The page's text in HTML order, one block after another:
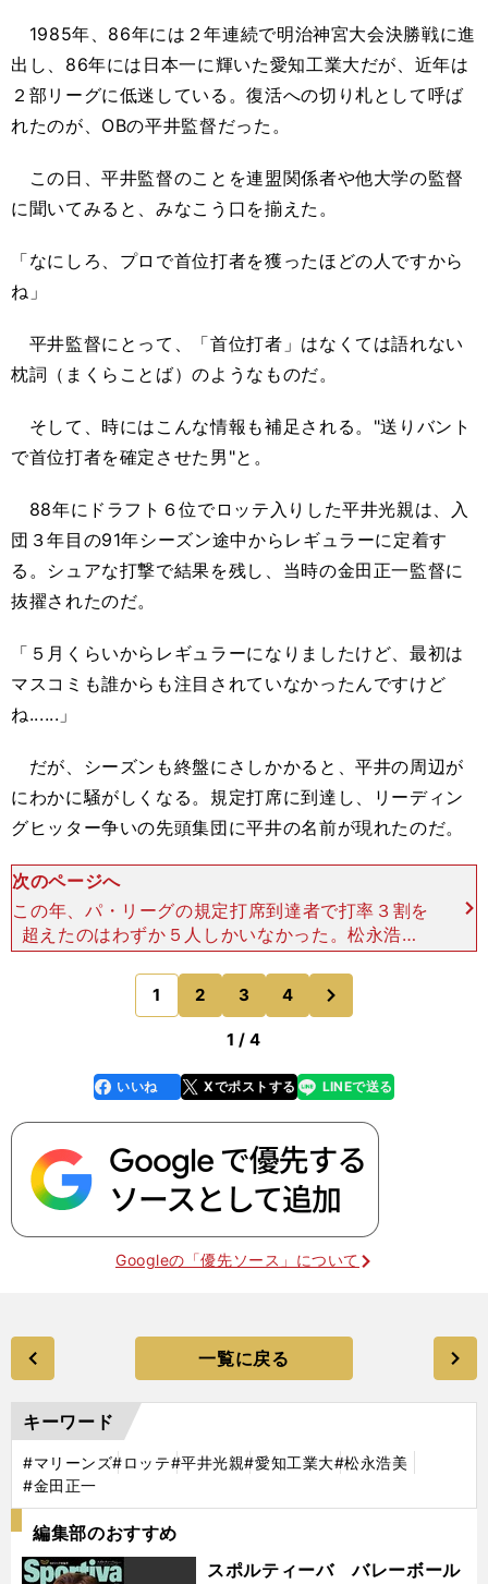
1985年、 86年には２年連続で明治神宮大会決勝戦に進
出し、 86年には日本一に輝いた愛知工業大だが、近年は
２部リーグに低迷している。復活への切り札として呼ば
れたのが、 OBの平井監督だった。
この日、平井監督のことを連盟関係者や他大学の監督
に聞いてみると、みなこう口を揃えた。
「なにしろ、プロで首位打者を獲ったほどの人ですから
ね」
平井監督にとって、「首位打者」はなくては語れない
枕詞 （まくらことば）のようなものだ。
そして、時にはこんな情報も補足される。"送りバント
で首位打者を確定させた男"と。
88年にドラフト６位でロッテ入りした平井光親は、入
団３年目の91年シーズン途中からレギュラーに定着す
る。シュアな打撃で結果を残し、当時の金田正一監督に
抜擢されたのだ。
「５月くらいからレギュラーになりましたけど、最初は
マスコミも誰からも注目されていなかったんですけど
ね......」
だが、シーズンも終盤にさしかかると、平井の周辺が
にわかに騒がしくなる。規定打席に到達し、リーディン
グヒッター争いの先頭集団に平井の名前が現れたのだ。
次のページへ
この年、パ・リーグの規定打席到達者で打率３割を
超えたのはわずか５人しかいなかった。松永浩美
（オリックス）、白井一幸（日本ハム）、佐々木誠
（ダイエー）、ブーマー（オリックス）、そうそう
たる面々にレギュラ
1 2 3 4
のページへ
1 / 4
faceboo
k
いいね Xでポストする
line LINEで送る
Googleの「優先ソース」について
一覧に戻る
キーワード
#マリーンズ#ロッテ#平井光親#愛知工業大#松永浩美
#金田正一
編集部のおすすめ
スポルティーバ バレーボール